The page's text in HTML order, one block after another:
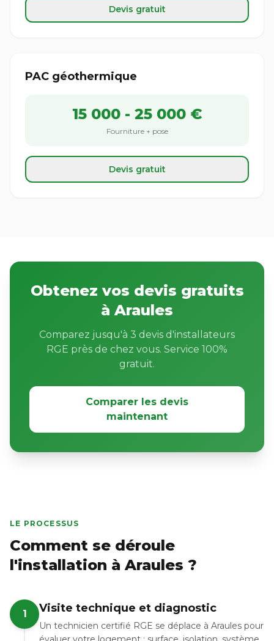
Devis gratuit
PAC géothermique
15 000 - 25 000 €
Fourniture + pose
Devis gratuit
Obtenez vos devis gratuits
à Araules
Comparez jusqu'à 3 devis d'installateurs
RGE près de chez vous. Service 100%
gratuit.
Comparer les devis
maintenant
LE PROCESSUS
Comment se déroule
l'installation à Araules ?
1 Visite technique et diagnostic
Un technicien certifié RGE se déplace à Araules pour